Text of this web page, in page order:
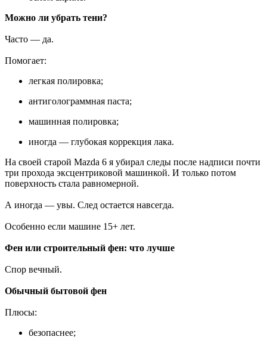
Можно ли убрать тени?
Часто — да.
Помогает:
легкая полировка;
антиголограммная паста;
машинная полировка;
иногда — глубокая коррекция лака.
На своей старой Mazda 6 я убирал следы после надписи почти
три прохода эксцентриковой машинкой. И только потом
поверхность стала равномерной.
А иногда — увы. След остается навсегда.
Особенно если машине 15+ лет.
Фен или строительный фен: что лучше
Спор вечный.
Обычный бытовой фен
Плюсы:
безопаснее;